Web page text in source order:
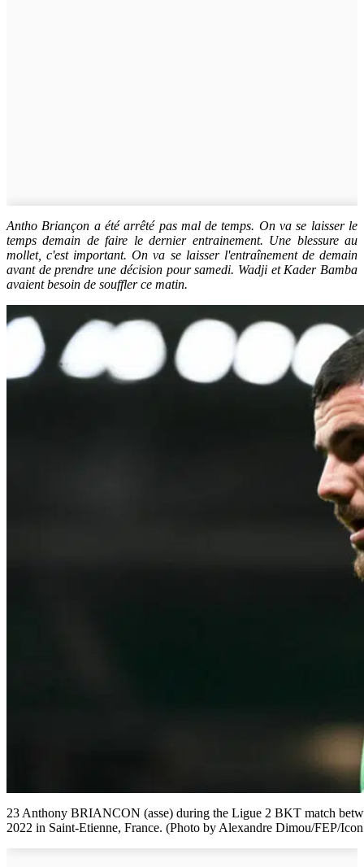
Antho Briançon a été arrêté pas mal de temps. On va se laisser le
temps demain de faire le dernier entrainement. Une blessure au
mollet, c'est important. On va se laisser l'entraînement de demain
avant de prendre une décision pour samedi. Wadji et Kader Bamba
avaient besoin de souffler ce matin.
23 Anthony BRIANCON (asse) during the Ligue 2 BKT match
2022 in Saint-Etienne, France. (Photo by Alexandre Dimou/FEP/